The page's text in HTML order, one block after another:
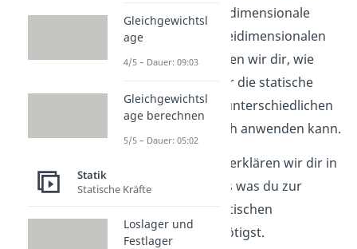
wir daher die zweidimensionale
Ebene und den dreidimensionalen
Raum. Zuletzt zeigen wir dir, wie
man die Formel für die statische
Bestimmtheit bei unterschiedlichen
Systemen praktisch anwenden kann.
erklären wir dir in
kürzester Zeit alles was du zur
Ermittlung der statischen
Bestimmtheit benötigst.
Gleichgewichtsl
age
4/5 – Dauer: 09:03
Gleichgewichtsl
age berechnen
5/5 – Dauer: 05:02
Statik
Statische Kräfte
Loslager und
Festlager